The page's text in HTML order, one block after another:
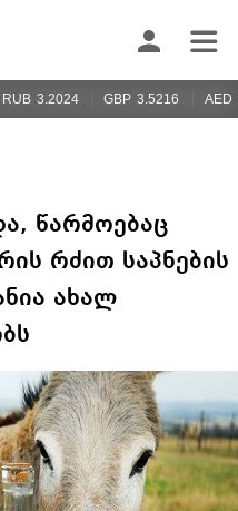
RUB 3.2024 GBP 3.5216 AED
წარმოებაც
რძით საპნების
ახალ